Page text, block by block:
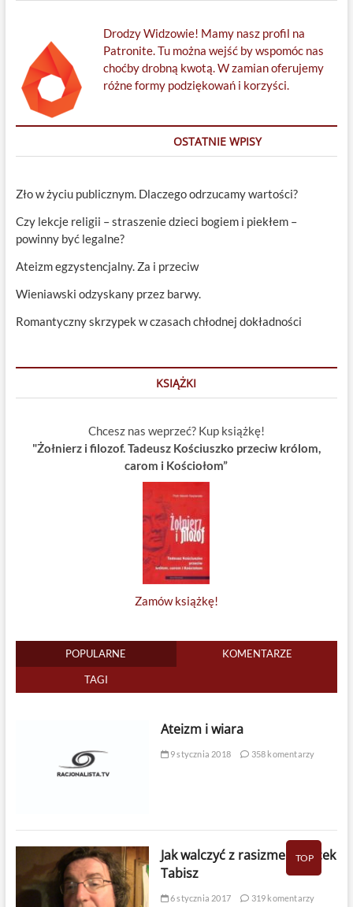
Drodzy Widzowie! Mamy nasz profil na
Patronite. Tu można wejść by wspomóc nas
choćby drobną kwotą. W zamian oferujemy
różne formy podziękowań i korzyści.
OSTATNIE WPISY
Zło w życiu publicznym. Dlaczego odrzucamy wartości?
Czy lekcje religii – straszenie dzieci bogiem i piekłem –
powinny być legalne?
Ateizm egzystencjalny. Za i przeciw
Wieniawski odzyskany przez barwy.
Romantyczny skrzypek w czasach chłodnej dokładności
KSIĄŻKI
Chcesz nas weprzeć? Kup książkę!
"Żołnierz i filozof. Tadeusz Kościuszko przeciw królom,
carom i Kościołom”
Zamów książkę!
POPULARNE KOMENTARZE
TAGI
Ateizm i wiara
9 stycznia 2018 358 komentarzy
Jak walczyć z rasizmem? Jacek
Tabisz
6 stycznia 2017 319 komentarzy
TOP